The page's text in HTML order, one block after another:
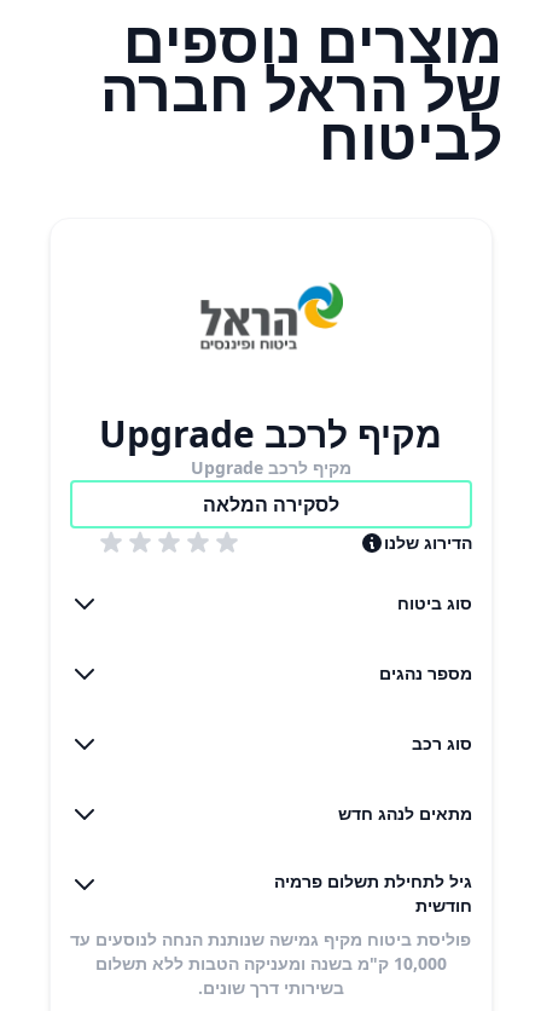
מוצרים נוספים
של הראל חברה
לביטוח
מקיף לרכב Upgrade
מקיף לרכב Upgrade
לסקירה המלאה
הדירוג שלנו
סוג ביטוח
מספר נהגים
סוג רכב
מתאים לנהג חדש
גיל לתחילת תשלום פרמיה
חודשית
פוליסת ביטוח מקיף גמישה שנותנת הנחה לנוסעים עד
10,000 ק"מ בשנה ומעניקה הטבות ללא תשלום
בשירותי דרך שונים​.